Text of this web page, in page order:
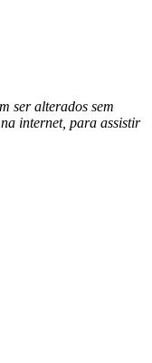
ser alterados sem
internet, para assistir